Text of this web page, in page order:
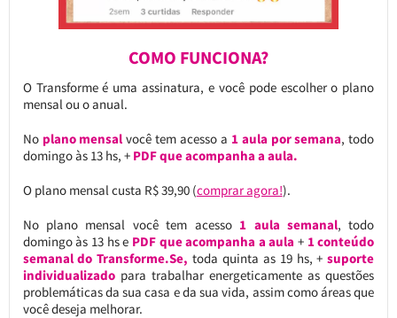
COMO FUNCIONA?
O Transforme é uma assinatura, e você pode escolher o plano
mensal ou o anual.
No plano mensalvocê tem acesso a 1 aula por semana, todo
domingo às 13 hs, + PDF que acompanha a aula.
O plano mensal custa R$ 39,90 (comprar agora!).
No plano mensal você tem acesso 1 aula semanal, todo
domingo às 13 hs e PDF que acompanha a aula + 1 conteúdo
semanal do Transforme.Se, toda quinta as 19 hs, +suporte
individualizadopara trabalhar energeticamente as questões
problemáticas da sua casa e da sua vida, assim como áreas que
você deseja melhorar.